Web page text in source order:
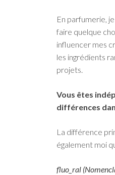
En parfumerie,
faire quelque
influencer mes
les ingrédients
projets.
Vous êtes
différences
La différence
également moi
fluo_ral